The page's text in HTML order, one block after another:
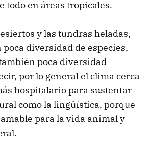
todo en áreas tropicales.
y las tundras heladas,
poca diversidad de especies,
poca diversidad
por lo general el clima cerca
hospitalario para sustentar
como la lingüística, porque
para la vida animal y